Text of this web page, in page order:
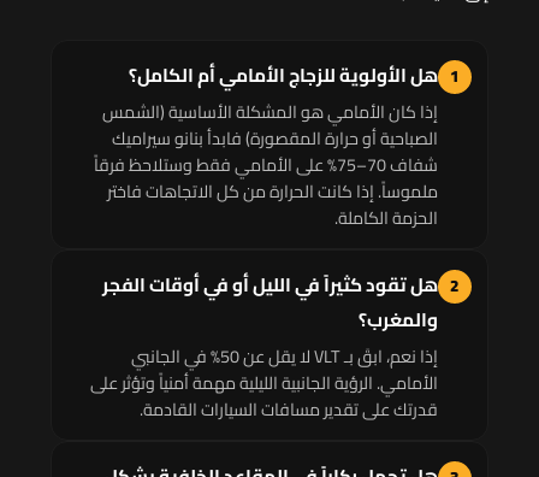
1 هل الأولوية للزجاج الأمامي أم الكامل؟
إذا كان الأمامي هو المشكلة الأساسية (الشمس
الصباحية أو حرارة المقصورة) فابدأ بنانو سيراميك
شفاف 70–75% على الأمامي فقط وستلاحظ فرقاً
ملموساً. إذا كانت الحرارة من كل الاتجاهات فاختر
الحزمة الكاملة.
2 هل تقود كثيراً في الليل أو في أوقات الفجر
والمغرب؟
إذا نعم، ابقَ بـ VLT لا يقل عن 50% في الجانبي
الأمامي. الرؤية الجانبية الليلية مهمة أمنياً وتؤثر على
قدرتك على تقدير مسافات السيارات القادمة.